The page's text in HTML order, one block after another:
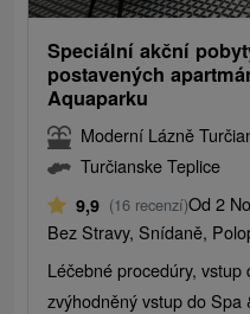
Speciální akční
postavených
Aquaparku
Moderní Lázně
Turčianske Teplice
9,9 (16 recenzí)Od 2
Bez Stravy, Snídaně,
Léčebné procedúry,
zvýhodněný vstup do Spa